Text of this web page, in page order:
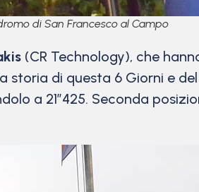
di San Francesco al Campo
(CR Technology), che
di questa 6 Giorni e
a 21″425. Seconda